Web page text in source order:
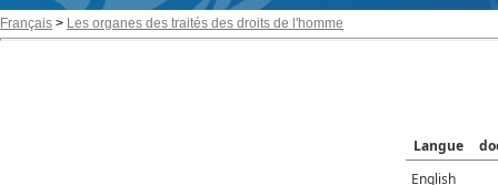
Français > Les organes des traités des droits de l'homme
Langue
English